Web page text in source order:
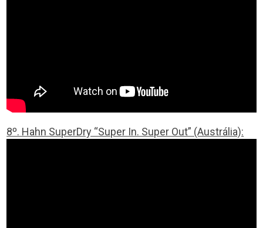
8º. Hahn SuperDry “Super In. Super Out” (Austrália):